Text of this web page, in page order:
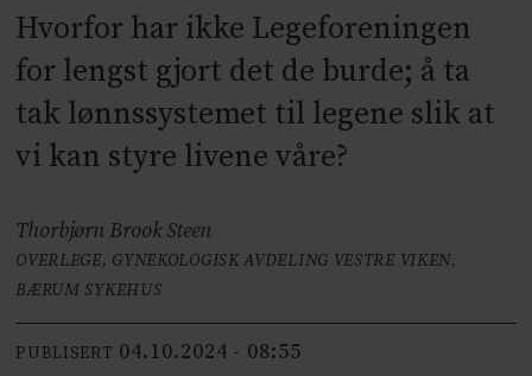
Hvorfor har ikke Legeforeningen
for lengst gjort det de burde; å ta
tak lønnssystemet til legene slik at
vi kan styre livene våre?
Thorbjørn Brook Steen
OVERLEGE, GYNEKOLOGISK AVDELING VESTRE VIKEN,
BÆRUM SYKEHUS
PUBLISERT 04.10.2024 - 08:55